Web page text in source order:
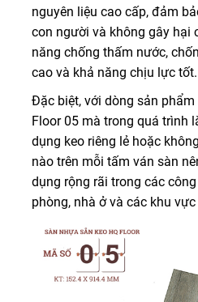
nguyên liệu cao cấp, đảm
con người và không gây hại
năng chống thấm nước,
cao và khả năng chịu lực tốt.
Đặc biệt, với dòng sản
Floor 05 mà trong quá trình
dụng keo riêng lẻ hoặc
nào trên mỗi tấm ván sàn
dụng rộng rãi trong các
phòng, nhà ở và các khu